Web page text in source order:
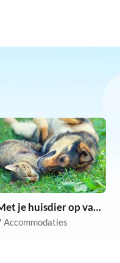
Met je huisdier op vakantie
Accommodaties